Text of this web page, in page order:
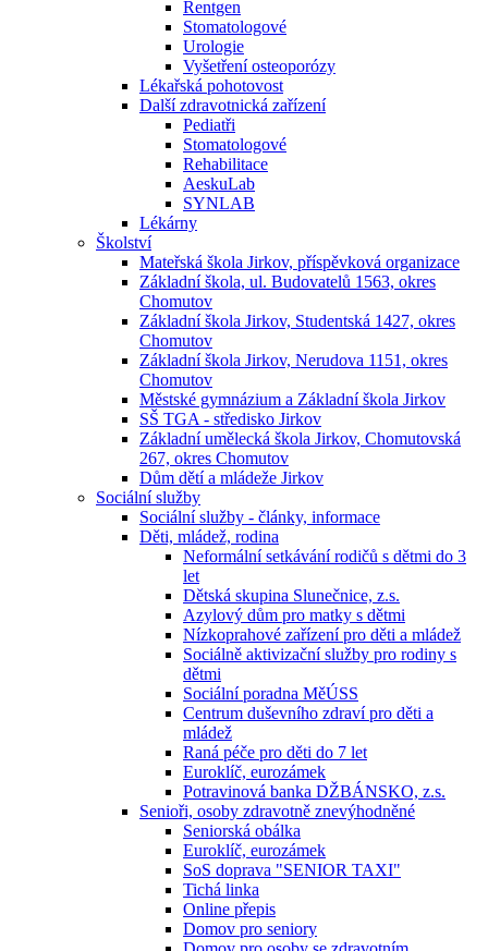
Rentgen
Stomatologové
Urologie
Vyšetření osteoporózy
Lékařská pohotovost
Další zdravotnická zařízení
Pediatři
Stomatologové
Rehabilitace
AeskuLab
SYNLAB
Lékárny
Školství
Mateřská škola Jirkov, příspěvková organizace
Základní škola, ul. Budovatelů 1563, okres
Chomutov
Základní škola Jirkov, Studentská 1427, okres
Chomutov
Základní škola Jirkov, Nerudova 1151, okres
Chomutov
Městské gymnázium a Základní škola Jirkov
SŠ TGA - středisko Jirkov
Základní umělecká škola Jirkov, Chomutovská
267, okres Chomutov
Dům dětí a mládeže Jirkov
Sociální služby
Sociální služby - články, informace
Děti, mládež, rodina
Neformální setkávání rodičů s dětmi do 3
let
Dětská skupina Slunečnice, z.s.
Azylový dům pro matky s dětmi
Nízkoprahové zařízení pro děti a mládež
Sociálně aktivizační služby pro rodiny s
dětmi
Sociální poradna MěÚSS
Centrum duševního zdraví pro děti a
mládež
Raná péče pro děti do 7 let
Euroklíč, eurozámek
Potravinová banka DŽBÁNSKO, z.s.
Senioři, osoby zdravotně znevýhodněné
Seniorská obálka
Euroklíč, eurozámek
SoS doprava "SENIOR TAXI"
Tichá linka
Online přepis
Domov pro seniory